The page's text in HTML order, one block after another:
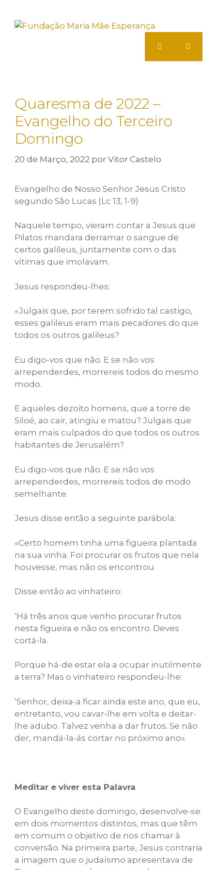
para
Quaresma de 2022 –
Evangelho do Terceiro
Domingo
20 de Março, 2022 por Vitor Castelo
Evangelho de Nosso Senhor Jesus Cristo
segundo São Lucas (Lc 13, 1-9)
Naquele tempo, vieram contar a Jesus que
Pilatos mandara derramar o sangue de
certos galileus, juntamente com o das
vítimas que imolavam.
Jesus respondeu-lhes:
«Julgais que, por terem sofrido tal castigo,
esses galileus eram mais pecadores do que
todos os outros galileus?
Eu digo-vos que não. E se não vos
arrependerdes, morrereis todos do mesmo
modo.
E aqueles dezoito homens, que a torre de
Siloé, ao cair, atingiu e matou? Julgais que
eram mais culpados do que todos os outros
habitantes de Jerusalém?
Eu digo-vos que não. E se não vos
arrependerdes, morrereis todos de modo
semelhante.
Jesus disse então a seguinte parábola:
«Certo homem tinha uma figueira plantada
na sua vinha. Foi procurar os frutos que nela
houvesse, mas não os encontrou.
Disse então ao vinhateiro:
‘Há três anos que venho procurar frutos
nesta figueira e não os encontro. Deves
cortá-la.
Porque há-de estar ela a ocupar inutilmente
a terra? Mas o vinhateiro respondeu-lhe:
‘Senhor, deixa-a ficar ainda este ano, que eu,
entretanto, vou cavar-lhe em volta e deitar-
lhe adubo. Talvez venha a dar frutos. Se não
der, mandá-la-ás cortar no próximo ano».
Meditar e viver esta Palavra
O Evangelho deste domingo, desenvolve-se
em dois momentos distintos, mas que têm
em comum o objetivo de nos chamar à
conversão. Na primeira parte, Jesus contraria
a imagem que o judaísmo apresentava de